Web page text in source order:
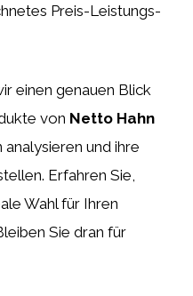
Preis-Leistungs-
einen genauen Blick
von Netto Hahn
und ihre
Erfahren Sie,
Wahl für Ihren
Sie dran für